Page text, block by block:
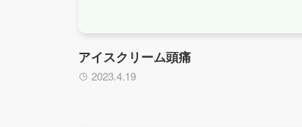
アイスクリーム頭痛
2023.4.19